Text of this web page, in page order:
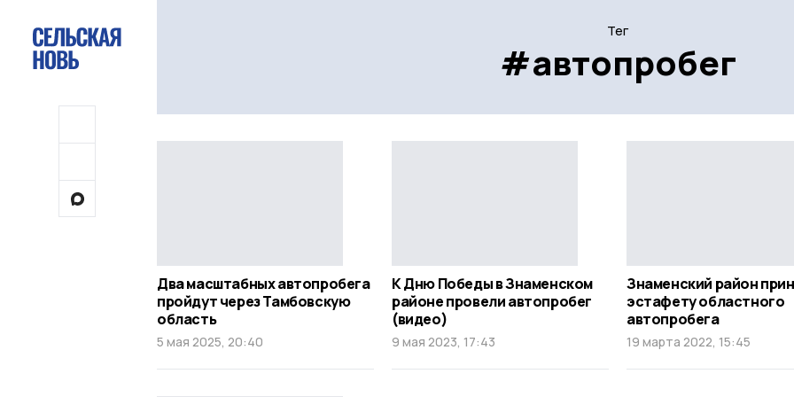
Тег
#автопробег
Два масштабных автопробега
пройдут через Тамбовскую
область
5 мая 2025, 20:40
К Дню Победы в Знаменском
районе провели автопробег
(видео)
9 мая 2023, 17:43
Знаменский район
эстафету областного
автопробега
19 марта 2022, 15:45